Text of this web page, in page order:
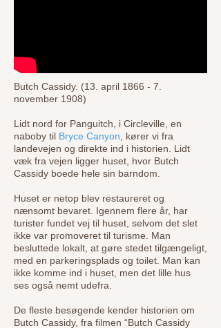
Butch Cassidy. (13. april 1866 - 7.
november 1908)
Lidt nord for Panguitch, i Circleville, en
naboby til Bryce Canyon , kører vi fra
landevejen og direkte ind i historien. Lidt
væk fra vejen ligger huset, hvor Butch
Cassidy boede hele sin barndom.
Huset er netop blev restaureret og
nænsomt bevaret. Igennem flere år, har
turister fundet vej til huset, selvom det slet
ikke var promoveret til turisme. Man
besluttede lokalt, at gøre stedet tilgængeligt,
med en parkeringsplads og toilet. Man kan
ikke komme ind i huset, men det lille hus
ses også nemt udefra.
De fleste besøgende kender historien om
Butch Cassidy, fra filmen “Butch Cassidy